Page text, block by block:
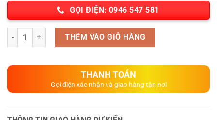
GỌI ĐIỆN: 0946 547 581
Số lượng THÊM VÀO GIỎ HÀNG
THANH TOÁN
Gọi điện xác nhận và giao hàng tận nơi